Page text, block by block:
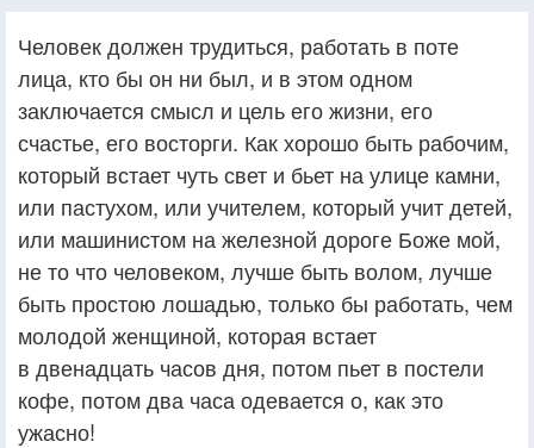
Человек должен трудиться, работать в поте
лица, кто бы он ни был, и в этом одном
заключается смысл и цель его жизни, его
счастье, его восторги. Как хорошо быть рабочим,
который встает чуть свет и бьет на улице камни,
или пастухом, или учителем, который учит детей,
или машинистом на железной дороге Боже мой,
не то что человеком, лучше быть волом, лучше
быть простою лошадью, только бы работать, чем
молодой женщиной, которая встает
в двенадцать часов дня, потом пьет в постели
кофе, потом два часа одевается о, как это
ужасно!